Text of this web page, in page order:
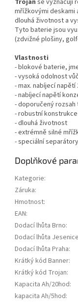
Trojan se vyznačují
mřížkovými deskami
dlouhá životnost a
Tyto baterie jsou
(zdvižné plošiny,
Vlastnosti
- blokové baterie,
- vysoká odolnost
- max. nabíjecí napětí
- nabíjecí napětí
- doporučený rozsah
- robustní konstrukce
- dlouhá životnost
- extrémně silné
- speciální separátory
Doplňkové
Kategorie:
Záruka:
Hmotnost:
EAN:
Dodací lhůta Brno:
Dodací lhůta Jesenice
Dodací lhůta Praha:
Krátký kód Banner:
Krátký kód Trojan:
Kapacita Ah/20hod:
kapacita Ah/5hod: